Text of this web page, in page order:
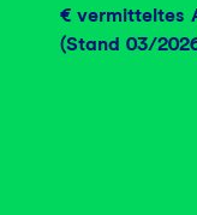
€ vermitteltes
(Stand 03/